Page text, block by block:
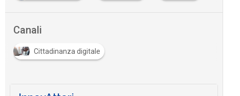
Canali
Cittadinanza digitale